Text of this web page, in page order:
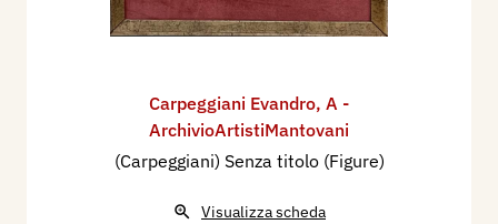
Carpeggiani Evandro, A -
ArchivioArtistiMantovani
(Carpeggiani) Senza titolo (Figure)
Visualizza scheda